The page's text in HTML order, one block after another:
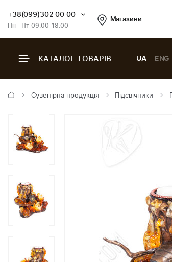
+38(099)302 00 00
Пн - Пт 09:00-18:00
Магазини
КАТАЛОГ ТОВАРІВ UA ENG
Сувенірна продукція Підсвічники